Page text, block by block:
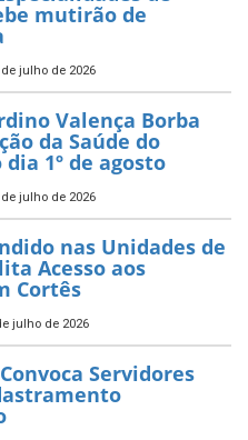
mutirão de
julho de 2026
Valença Borba
da Saúde do
1º de agosto
julho de 2026
nas Unidades de
Acesso aos
Cortês
julho de 2026
Servidores